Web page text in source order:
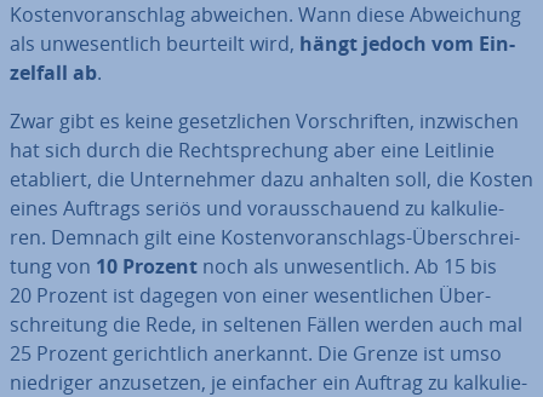
Kos­ten­vor­anschlag abweichen. Wann diese Ab­wei­chung
als un­we­sent­lich beurteilt wird, hängt jedoch vom Ein­
zel­fall ab.
Zwar gibt es keine ge­setz­li­chen Vor­schrif­ten, in­zwi­schen
hat sich durch die Recht­spre­chung aber eine Leitlinie
etabliert, die Un­ter­neh­mer dazu anhalten soll, die Kosten
eines Auftrags seriös und vor­aus­schau­end zu kal­ku­lie­
ren. Demnach gilt eine Kos­ten­vor­anschlags-Über­schrei­
tung von 10 Prozent noch als un­we­sent­lich. Ab 15 bis
20 Prozent ist dagegen von einer we­sent­li­chen Über­
schrei­tung die Rede, in seltenen Fällen werden auch mal
25 Prozent ge­richt­lich anerkannt. Die Grenze ist umso
niedriger an­zu­set­zen, je einfacher ein Auftrag zu kal­ku­lie­